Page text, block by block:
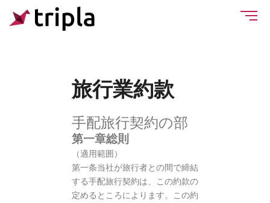
旅行業約款
手配旅行契約の部
第一章総則
（適用範囲）
第一条当社が旅行者との間で締結
する手配旅行契約は、この約款の
定めるところによります。この約